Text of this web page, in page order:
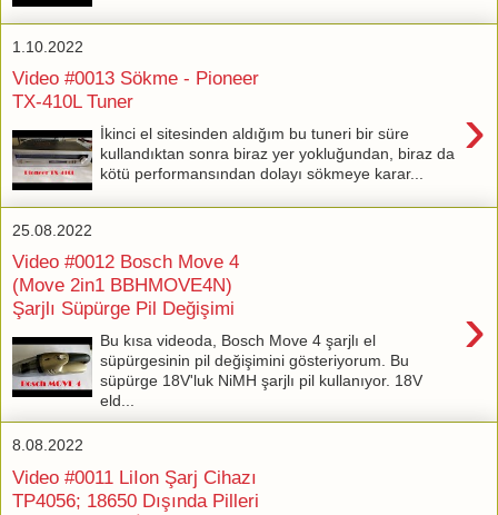
1.10.2022
Video #0013 Sökme - Pioneer
TX-410L Tuner
›
İkinci el sitesinden aldığım bu tuneri bir süre
kullandıktan sonra biraz yer yokluğundan, biraz da
kötü performansından dolayı sökmeye karar...
25.08.2022
Video #0012 Bosch Move 4
(Move 2in1 BBHMOVE4N)
Şarjlı Süpürge Pil Değişimi
›
Bu kısa videoda, Bosch Move 4 şarjlı el
süpürgesinin pil değişimini gösteriyorum. Bu
süpürge 18V'luk NiMH şarjlı pil kullanıyor. 18V
eld...
8.08.2022
Video #0011 LiIon Şarj Cihazı
TP4056; 18650 Dışında Pilleri